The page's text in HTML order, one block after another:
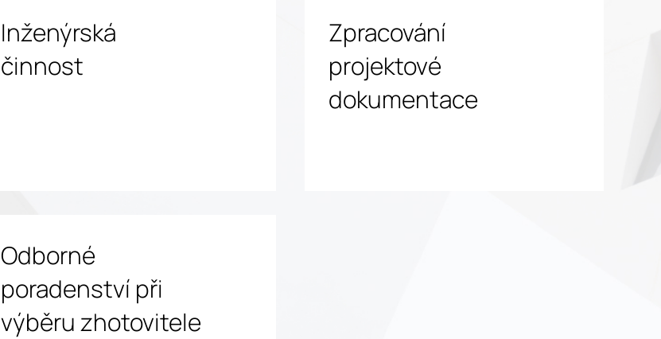
Inženýrská
činnost
Zpracování
projektové
dokumentace
Odborné
poradenství při
výběru zhotovitele